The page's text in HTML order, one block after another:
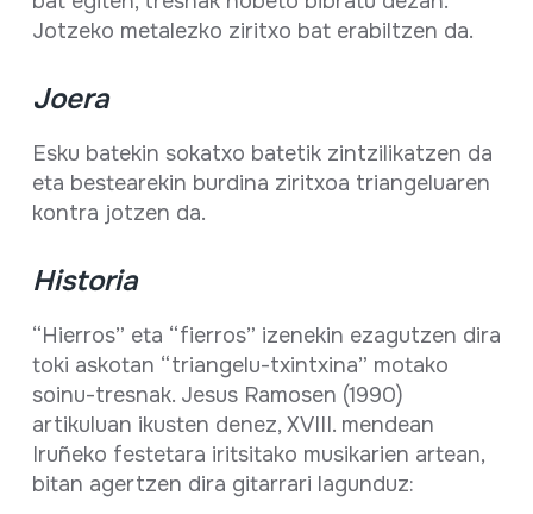
Jotzeko metalezko ziritxo bat erabiltzen da.
Joera
Esku batekin sokatxo batetik zintzilikatzen da
eta bestearekin burdina ziritxoa triangeluaren
kontra jotzen da.
Historia
“Hierros” eta “fierros” izenekin ezagutzen dira
toki askotan “triangelu-txintxina” motako
soinu-tresnak. Jesus Ramosen (1990)
artikuluan ikusten denez, XVIII. mendean
Iruñeko festetara iritsitako musikarien artean,
bitan agertzen dira gitarrari lagunduz: